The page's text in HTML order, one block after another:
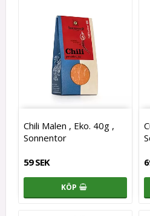
Chili Malen , Eko. 40g ,
Sonnentor
59 SEK
KÖP